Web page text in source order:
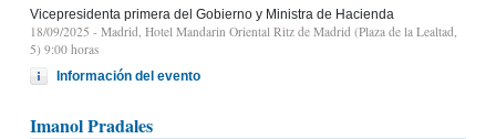
Vicepresidenta primera del Gobierno y Ministra de Hacienda
18/09/2025 - Madrid, Hotel Mandarin Oriental Ritz de Madrid (Plaza de la Lealtad,
5) 9:00 horas
Información del evento
Imanol Pradales